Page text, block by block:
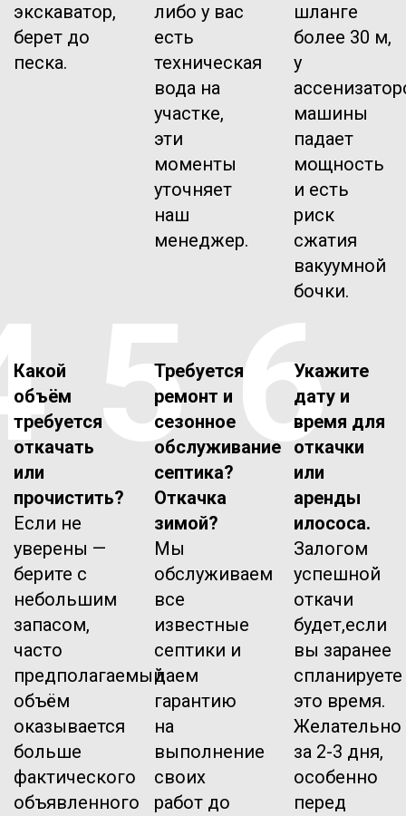
экскаватор,
берет до
песка.
либо у вас
есть
техническая
вода на
участке,
эти
моменты
уточняет
наш
менеджер.
шланге
более 30 м,
у
машины
падает
мощность
и есть
риск
сжатия
вакуумной
бочки.
Какой
объём
требуется
откачать
или
прочистить?
Если не
уверены —
берите с
небольшим
запасом,
часто
предполагаемый
объём
оказывается
больше
фактического
объявленного
5Требуется
ремонт и
сезонное
обслуживание
септика?
Откачка
зимой?
Мы
обслуживаем
все
известные
септики и
даем
гарантию
на
выполнение
своих
работ до
6Укажите
дату и
время для
откачки
или
аренды
илососа.
Залогом
успешной
откачи
будет,если
вы заранее
спланируете
это время.
Желательно
за 2-3 дня,
особенно
перед